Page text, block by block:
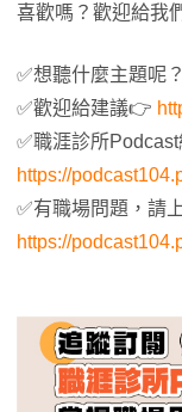
喜歡嗎？歡迎給我
✅想聽什麼主題呢
✅歡迎給建議👉
✅職涯診所
https://
✅有職場問題，請
https://